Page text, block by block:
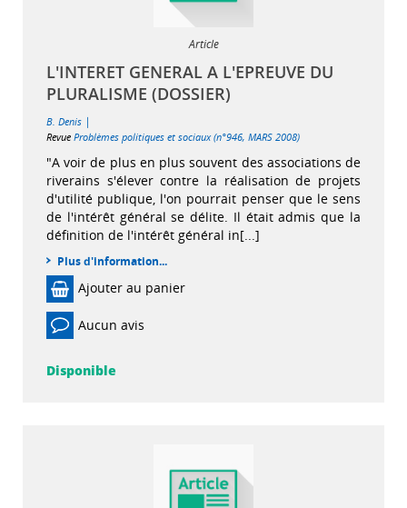
Article
L'INTERET GENERAL A L'EPREUVE DU
PLURALISME (DOSSIER)
B. Denis |
Revue Problèmes politiques et sociaux (n°946, MARS 2008)
"A voir de plus en plus souvent des associations de
riverains s'élever contre la réalisation de projets
d'utilité publique, l'on pourrait penser que le sens
de l'intérêt général se délite. Il était admis que la
définition de l'intérêt général in[...]
Plus d'information...
Ajouter au panier
Aucun avis
Disponible